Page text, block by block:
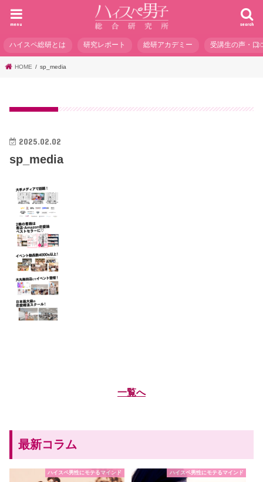
search
menu
ハイスペ総研とは 研究レポート 総研アカデミー 受講生の声・口
HOME sp_media
2025.02.02
sp_media
一覧へ
最新コラム
ハイスペ男性にモテるマインド ハイスペ男性にモテるマインド